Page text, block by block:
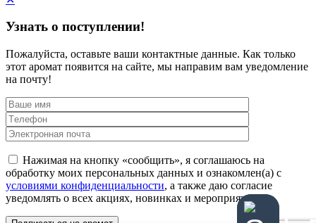
Узнать о поступлении!
Пожалуйста, оставьте ваши контактные данные. Как только
этот аромат появится на сайте, мы направим вам уведомление
на почту!
Нажимая на кнопку «сообщить», я соглашаюсь на
обработку моих персональных данных и ознакомлен(а) с
условиями конфиденциальности, а также даю согласие
уведомлять о всех акциях, новинках и мероприятиях